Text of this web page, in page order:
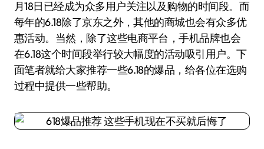
月18日已经成为众多用户关注以及购物的时间段。而
每年的6.18除了京东之外，其他的商城也会有众多优
惠活动。当然，除了这些电商平台，手机品牌也会
在6.18这个时间段举行较大幅度的活动吸引用户。下
面笔者就给大家推荐一些6.18的爆品，给各位在选购
过程中提供一些帮助。